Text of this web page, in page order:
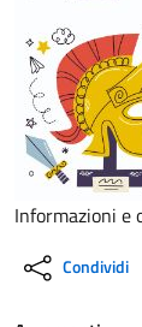
Informazioni e
Condividi